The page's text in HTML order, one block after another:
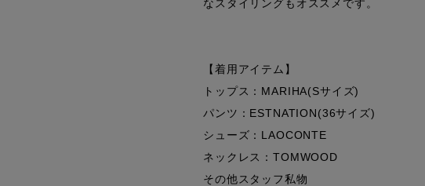
なスタイリングもオススメです。
【着用アイテム】
トップス：MARIHA(Sサイズ)
パンツ：ESTNATION(36サイズ)
シューズ：LAOCONTE
ネックレス：TOMWOOD
その他スタッフ私物